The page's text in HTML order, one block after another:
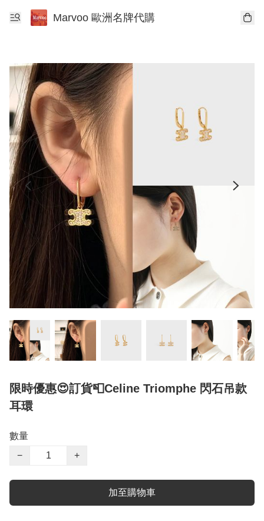
Marvoo 歐洲名牌代購
限時優惠😍訂貨📮Celine Triomphe 閃石吊款
耳環
數量
−
+
加至購物車